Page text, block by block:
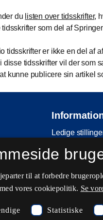
du listen over tidsskrifter,
som del af
tidsskrifter er ikke en del af
disse tidsskrifter vil der som
kunne publicere sin artikel
Ledige
Reglement
Privatlivs- og
til at forbedre
vores cookiepolitik. Se
Statistiske